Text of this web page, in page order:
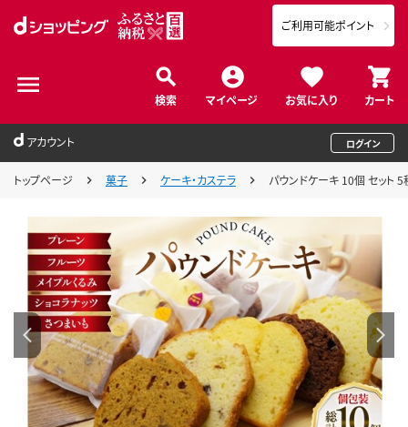
検索 マイページ お気に入り カート
ご利用可能ポイント
アカウント ログイン
トップページ 菓子 ケーキ・カステラ パウンドケーキ 10個 セッ